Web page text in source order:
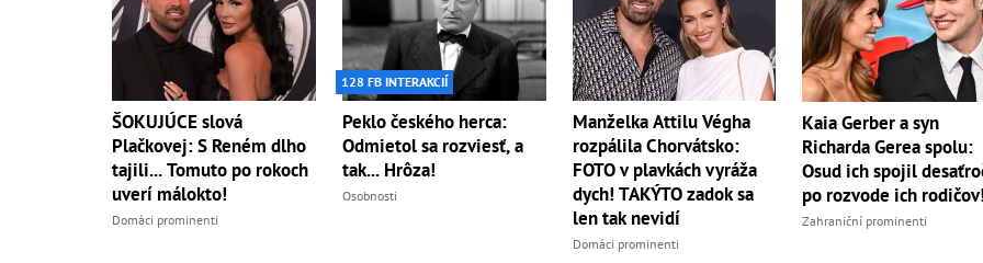
ŠOKUJÚCE slová
Plačkovej: S Reném dlho
tajili... Tomuto po rokoch
uverí málokto!
Domáci prominenti
128 FB INTERAKCIÍ
Peklo českého herca:
Odmietol sa rozviesť, a
tak... Hrôza!
Osobnosti
Manželka Attilu Végha
rozpálila Chorvátsko:
FOTO v plavkách vyráža
dych! TAKÝTO zadok sa
len tak nevidí
Domáci prominenti
Kaia Gerber a syn
Richarda Gerea spolu:
Osud ich spojil
po rozvode ich
Zahraniční prominenti